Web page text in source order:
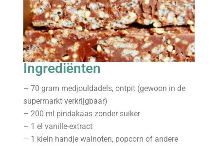
Ingrediënten
– 70 gram medjouldadels, ontpit (gewoon in de
supermarkt verkrijgbaar)
– 200 ml pindakaas zonder suiker
– 1 el vanille-extract
– 1 klein handje walnoten, popcorn of andere